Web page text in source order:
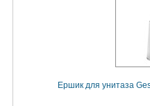
Ершик для унитаза